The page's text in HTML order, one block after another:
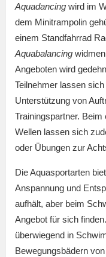
Aquadancing wird im
dem Minitrampolin
einem Standfahrrad
Aquabalancing
Angeboten wird
Teilnehmer lassen
Unterstützung von
Trainingspartner.
Wellen lassen sich
oder Übungen zur
Die Aquasportarten
Anspannung und
aufhält, aber beim
Angebot für sich
überwiegend in
Bewegungsbädern